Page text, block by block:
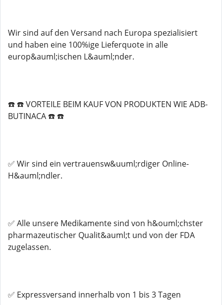
Wir sind auf den Versand nach Europa spezialisiert
und haben eine 100%ige Lieferquote in alle
europ&auml;ischen L&auml;nder.
☎️ ☎️ VORTEILE BEIM KAUF VON PRODUKTEN WIE ADB-
BUTINACA ☎️ ☎️
✅ Wir sind ein vertrauensw&uuml;rdiger Online-
H&auml;ndler.
✅ Alle unsere Medikamente sind von h&ouml;chster
pharmazeutischer Qualit&auml;t und von der FDA
zugelassen.
✅ Expressversand innerhalb von 1 bis 3 Tagen